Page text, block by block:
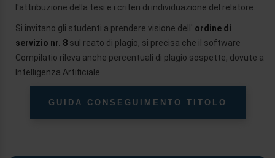
l'attribuzione della tesi e i criteri di individuazione del relatore.
Si invitano gli studenti a prendere visione dell' ordine di
servizio nr. 8 sul reato di plagio, si precisa che il software
Compilatio rileva anche percentuali di plagio sospette, dovute a
Intelligenza Artificiale.
GUIDA CONSEGUIMENTO TITOLO